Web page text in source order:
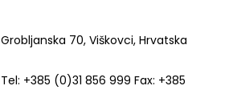
Grobljanska 70, Viškovci, Hrvatska
Tel: +385 (0)31 856 999 Fax: +385